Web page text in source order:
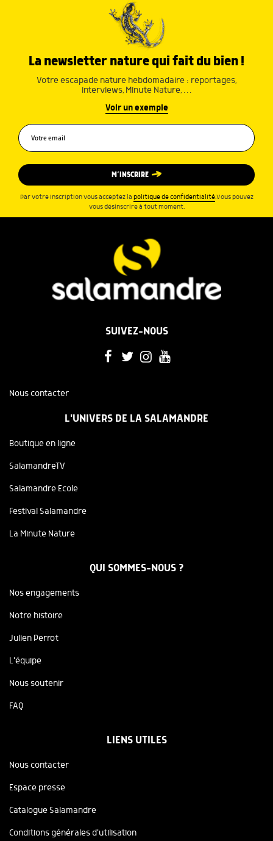
La newsletter nature qui fait du bien !
Votre escapade nature hebdomadaire : reportages,
interviews, Minute Nature, …
Voir un exemple
M’INSCRIRE
Par votre inscription vous acceptez la politique de confidentialité.Vous pouvez
vous désinscrire à tout moment.
SUIVEZ-NOUS
Nous contacter
L'UNIVERS DE LA SALAMANDRE
Boutique en ligne
SalamandreTV
Salamandre Ecole
Festival Salamandre
La Minute Nature
QUI SOMMES-NOUS ?
Nos engagements
Notre histoire
Julien Perrot
L'équipe
Nous soutenir
FAQ
LIENS UTILES
Nous contacter
Espace presse
Catalogue Salamandre
Conditions générales d'utilisation